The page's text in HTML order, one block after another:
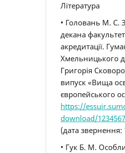
Література
• Головань М. С.
декана
акредитації.
Хмельницького
Григорія
випуск «Вища
європейського
https://
download/
(дата звернення:
• Гук Б. М.